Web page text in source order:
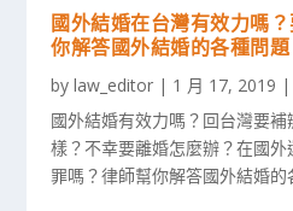
國外結婚在台灣有效力嗎
你解答國外結婚的各種問題
bylaw_editor | 1 月 17, 2019
國外結婚有效力嗎？回台灣要
樣？不幸要離婚怎麼辦？在國
罪嗎？律師幫你解答國外結婚的